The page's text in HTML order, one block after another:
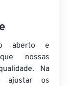
aberto e
nossas
Na
ajustar os